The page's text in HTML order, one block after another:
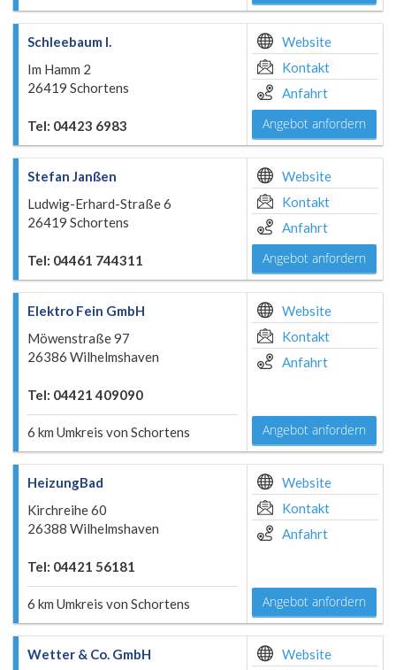
Schleebaum I.
Im Hamm 2
26419 Schortens
Tel: 04423 6983
Website
Kontakt
Anfahrt
Angebot anfordern
Stefan Janßen
Ludwig-Erhard-Straße 6
26419 Schortens
Tel: 04461 744311
Website
Kontakt
Anfahrt
Angebot anfordern
Elektro Fein GmbH
Möwenstraße 97
26386 Wilhelmshaven
Tel: 04421 409090
6 km Umkreis von Schortens
Website
Kontakt
Anfahrt
Angebot anfordern
HeizungBad
Kirchreihe 60
26388 Wilhelmshaven
Tel: 04421 56181
6 km Umkreis von Schortens
Website
Kontakt
Anfahrt
Angebot anfordern
Wetter & Co. GmbH
Website